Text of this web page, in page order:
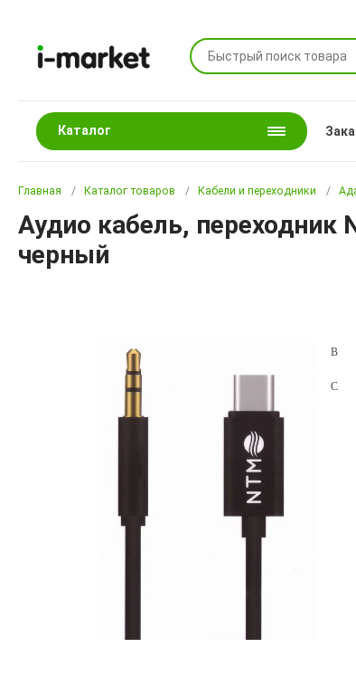
Каталог
Главная Каталог товаров Кабели и переходники
Аудио кабель, переходник
черный